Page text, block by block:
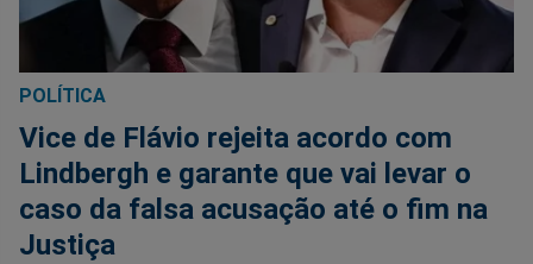
POLÍTICA
Vice de Flávio rejeita acordo com
Lindbergh e garante que vai levar o
caso da falsa acusação até o fim na
Justiça